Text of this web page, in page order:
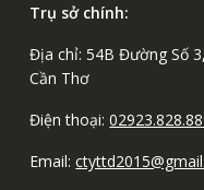
Trụ sở chính:
Địa chỉ: 54B Đường Số
Cần Thơ
Điện thoại:
Email: